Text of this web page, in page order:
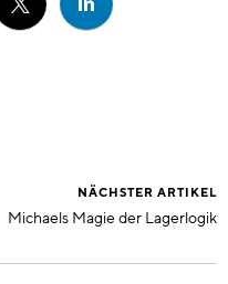
NÄCHSTER ARTIKEL
Michaels Magie der Lagerlogik